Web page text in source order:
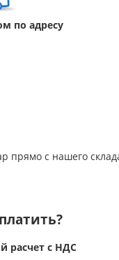
по адресу
прямо с нашего
расчет с НДС